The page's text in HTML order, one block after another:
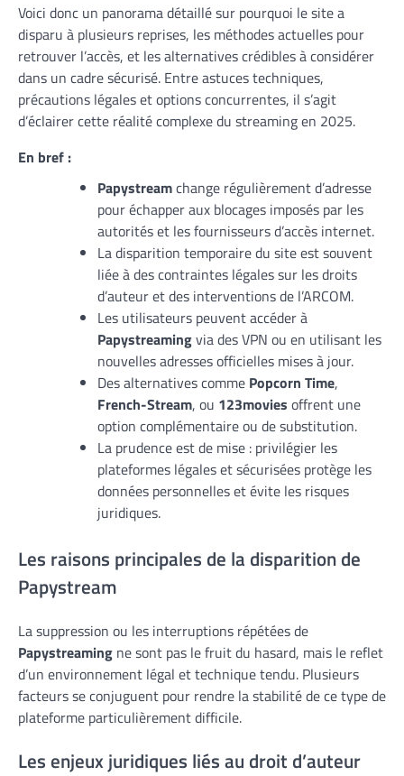
Voici donc un panorama détaillé sur pourquoi le site a
disparu à plusieurs reprises, les méthodes actuelles pour
retrouver l’accès, et les alternatives crédibles à considérer
dans un cadre sécurisé. Entre astuces techniques,
précautions légales et options concurrentes, il s’agit
d’éclairer cette réalité complexe du streaming en 2025.
En bref :
Papystreamchange régulièrement d’adresse
pour échapper aux blocages imposés par les
autorités et les fournisseurs d’accès internet.
La disparition temporaire du site est souvent
liée à des contraintes légales sur les droits
d’auteur et des interventions de l’ARCOM.
Les utilisateurs peuvent accéder à
Papystreamingvia des VPN ou en utilisant les
nouvelles adresses officielles mises à jour.
Des alternatives comme Popcorn Time,
French-Stream, ou 123movies offrent une
option complémentaire ou de substitution.
La prudence est de mise : privilégier les
plateformes légales et sécurisées protège les
données personnelles et évite les risques
juridiques.
Les raisons principales de la disparition de
Papystream
La suppression ou les interruptions répétées de
Papystreaming ne sont pas le fruit du hasard, mais le reflet
d’un environnement légal et technique tendu. Plusieurs
facteurs se conjuguent pour rendre la stabilité de ce type de
plateforme particulièrement difficile.
Les enjeux juridiques liés au droit d’auteur